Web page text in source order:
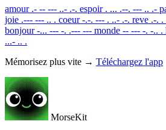
amour .- -- --- ..- .-. espoir . ... .--. --- .. .-
joie .--- --- .. . coeur -.-. --- . ..- .-. reve .-. .
bonjour -... --- -. .--- --- monde -- --- -. -.. .
...- .. .
Mémorisez plus vite → Téléchargez l'app
MorseKit